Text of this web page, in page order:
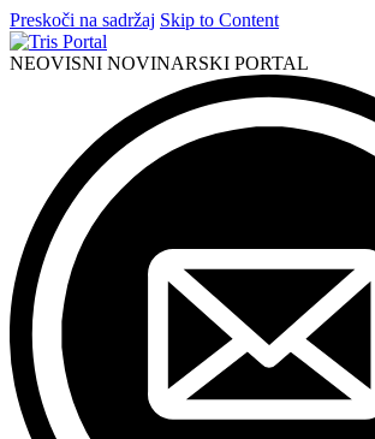
Preskoči na sadržaj Skip to Content
NEOVISNI NOVINARSKI PORTAL